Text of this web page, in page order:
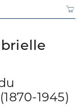
1945)